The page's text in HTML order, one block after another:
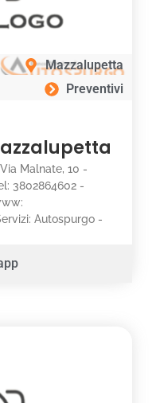
Mazzalupetta
Preventivi
Malnate, 10 -
3802864602 -
Autospurgo -